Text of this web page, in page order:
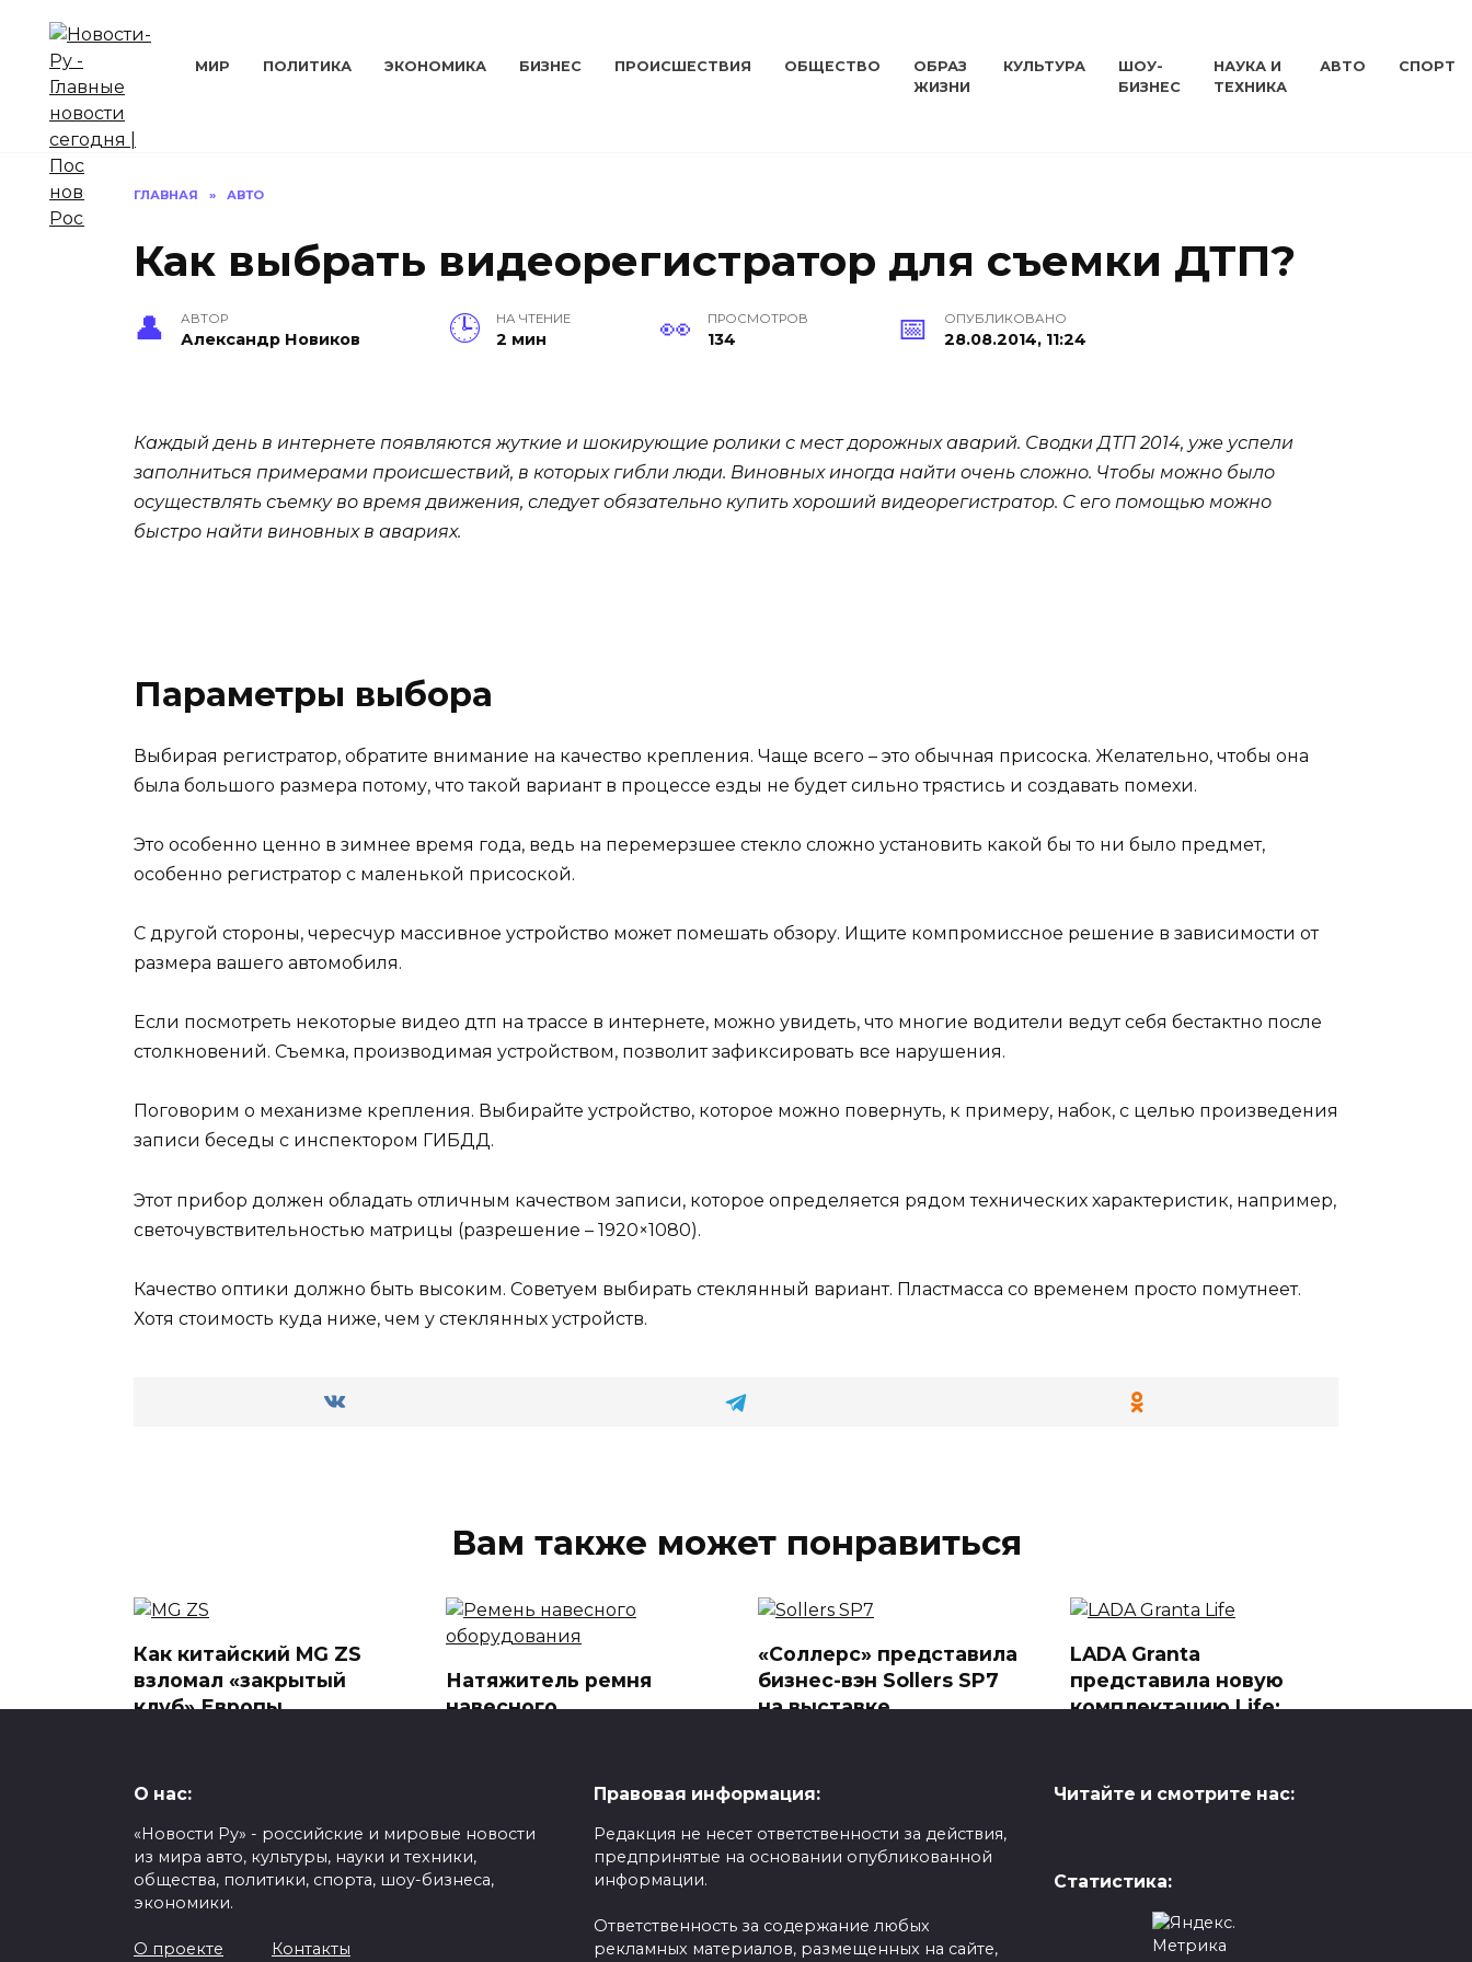
содержанию
МИР ПОЛИТИКА ЭКОНОМИКА БИЗНЕС ПРОИСШЕСТВИЯ ОБЩЕСТВО
ОБРАЗ
ЖИЗНИ
КУЛЬТУРА
ШОУ-
БИЗНЕС
НАУКА И
ТЕХНИКА
АВТО СПОРТ
ГЛАВНАЯ » АВТО
Как выбрать видеорегистратор для съемки ДТП?
АВТОР
Александр Новиков
НА ЧТЕНИЕ
2 мин
ПРОСМОТРОВ
134
ОПУБЛИКОВАНО
28.08.2014, 11:24
Каждый день в интернете появляются жуткие и шокирующие ролики с мест дорожных аварий. Сводки ДТП 2014, уже успели
заполниться примерами происшествий, в которых гибли люди. Виновных иногда найти очень сложно. Чтобы можно было
осуществлять съемку во время движения, следует обязательно купить хороший видеорегистратор. С его помощью можно
быстро найти виновных в авариях.
Параметры выбора
Выбирая регистратор, обратите внимание на качество крепления. Чаще всего – это обычная присоска. Желательно, чтобы она
была большого размера потому, что такой вариант в процессе езды не будет сильно трястись и создавать помехи.
Это особенно ценно в зимнее время года, ведь на перемерзшее стекло сложно установить какой бы то ни было предмет,
особенно регистратор с маленькой присоской.
С другой стороны, чересчур массивное устройство может помешать обзору. Ищите компромиссное решение в зависимости от
размера вашего автомобиля.
Если посмотреть некоторые видео дтп на трассе в интернете, можно увидеть, что многие водители ведут себя бестактно после
столкновений. Съемка, производимая устройством, позволит зафиксировать все нарушения.
Поговорим о механизме крепления. Выбирайте устройство, которое можно повернуть, к примеру, набок, с целью произведения
записи беседы с инспектором ГИБДД.
Этот прибор должен обладать отличным качеством записи, которое определяется рядом технических характеристик, например,
светочувствительностью матрицы (разрешение – 1920×1080).
Качество оптики должно быть высоким. Советуем выбирать стеклянный вариант. Пластмасса со временем просто помутнеет.
Хотя стоимость куда ниже, чем у стеклянных устройств.
Вам также может понравиться
Как китайский MG ZS
взломал «закрытый
клуб» Европы
0
Натяжитель ремня
навесного
обездвиживает автомобиль за
0
«Соллерс» представила
бизнес-вэн Sollers SP7
на выставке
На промышленной выставке
Екатеринбурге
LADA Granta
представила новую
комплектацию Life:
АвтоВАЗ расширил линейку
О нас:
«Новости Ру» - российские и мировые новости
из мира авто, культуры, науки и техники,
общества, политики, спорта, шоу-бизнеса,
экономики.
О проекте Контакты
Правовая информация:
Редакция не несет ответственности за действия,
предпринятые на основании опубликованной
информации.
Ответственность за содержание любых
рекламных материалов, размещенных на сайте,
Читайте и смотрите нас:
Статистика: